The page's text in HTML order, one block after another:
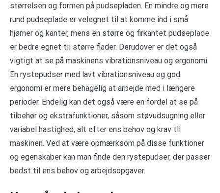
størrelsen og formen på pudsepladen. En mindre og mere
rund pudseplade er velegnet til at komme ind i små
hjørner og kanter, mens en større og firkantet pudseplade
er bedre egnet til større flader. Derudover er det også
vigtigt at se på maskinens vibrationsniveau og ergonomi.
En rystepudser med lavt vibrationsniveau og god
ergonomi er mere behagelig at arbejde med i længere
perioder. Endelig kan det også være en fordel at se på
tilbehør og ekstrafunktioner, såsom støvudsugning eller
variabel hastighed, alt efter ens behov og krav til
maskinen. Ved at være opmærksom på disse funktioner
og egenskaber kan man finde den rystepudser, der passer
bedst til ens behov og arbejdsopgaver.